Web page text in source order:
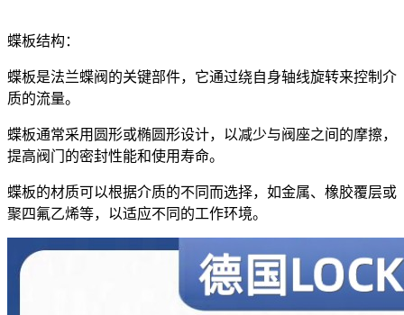
蝶板结构：
蝶板是法兰蝶阀的关键部件，它通过绕自身轴线旋转来控制介
质的流量。
蝶板通常采用圆形或椭圆形设计，以减少与阀座之间的摩擦，
提高阀门的密封性能和使用寿命。
蝶板的材质可以根据介质的不同而选择，如金属、橡胶覆层或
聚四氟乙烯等，以适应不同的工作环境。